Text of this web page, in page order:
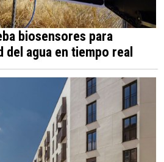
biosensores para
agua en tiempo real